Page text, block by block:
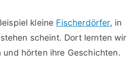
kleine Fischerdörfer, in
scheint. Dort lernten wir
und hörten ihre Geschichten.